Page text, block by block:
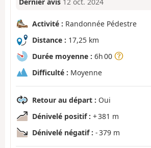
Activité : Randonnée Pédestre
Distance : 17,25 km
Durée moyenne : 6h 00
Difficulté : Moyenne
Retour au départ : Oui
Dénivelé positif : + 381 m
Dénivelé négatif : - 379 m